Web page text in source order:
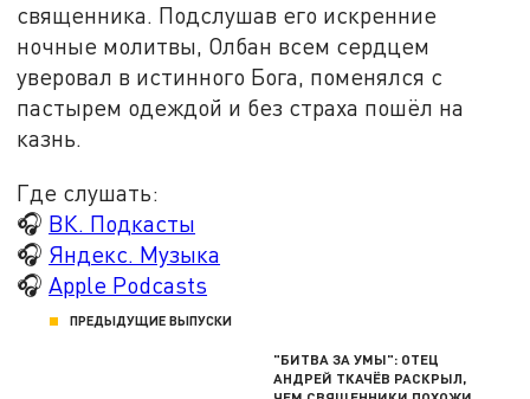
священника. Подслушав его искренние
ночные молитвы, Олбан всем сердцем
уверовал в истинного Бога, поменялся с
пастырем одеждой и без страха пошёл на
казнь.
Где слушать:
🎧 ВК. Подкасты
🎧 Яндекс. Музыка
🎧 Apple Podcasts
ПРЕДЫДУЩИЕ ВЫПУСКИ
"БИТВА ЗА УМЫ": ОТЕЦ
АНДРЕЙ ТКАЧЁВ РАСКРЫЛ,